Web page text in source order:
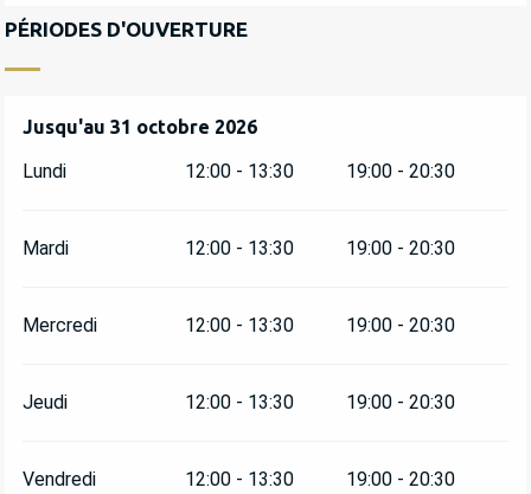
PÉRIODES D'OUVERTURE
Du3 avril 2026au31 octobre 2026
Jusqu'au 31 octobre 2026
Lundi 12:00 - 13:30 19:00 - 20:30
Mardi 12:00 - 13:30 19:00 - 20:30
Mercredi 12:00 - 13:30 19:00 - 20:30
Jeudi 12:00 - 13:30 19:00 - 20:30
Vendredi 12:00 - 13:30 19:00 - 20:30